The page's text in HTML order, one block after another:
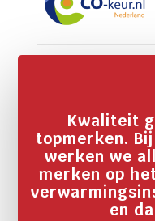
Kwaliteit
topmerken.
werken we
merken op
en